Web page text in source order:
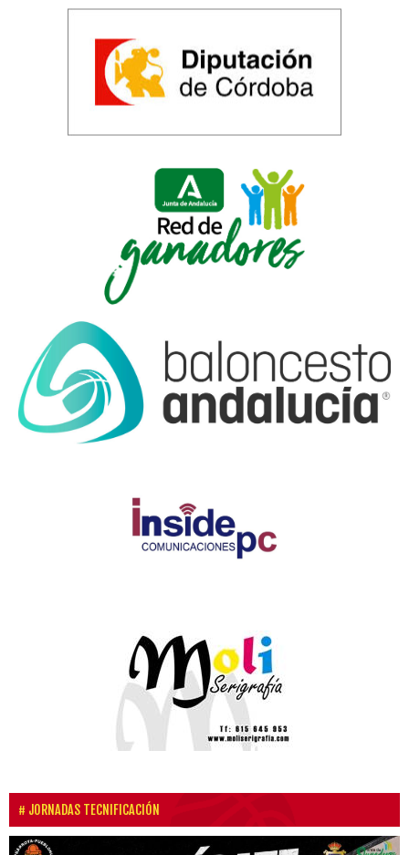
JORNADAS TECNIFICACIÓN